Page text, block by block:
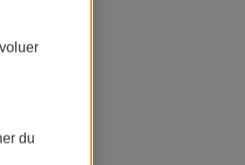
du